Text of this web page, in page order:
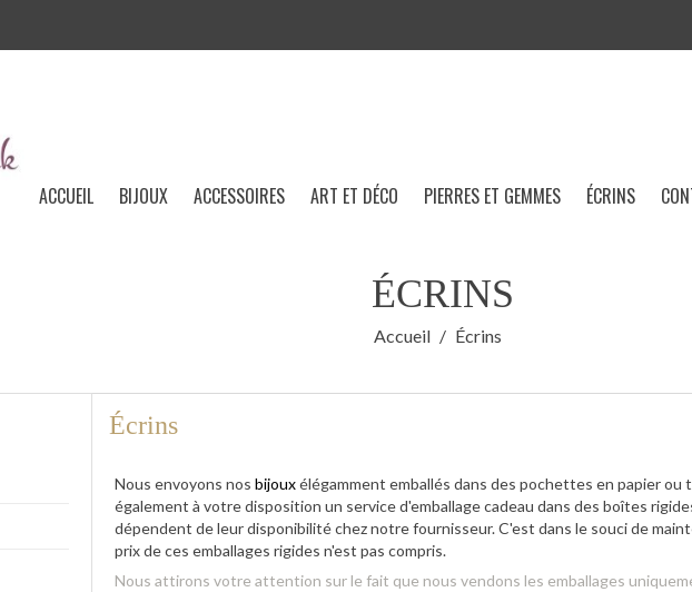
ACCUEIL BIJOUX ACCESSOIRES ART ET DÉCO PIERRES ET GEMMES ÉCRINS
ÉCRINS
Accueil Écrins
Écrins
Nous envoyons nos bijouxélégamment emballés dans des pochettes en papier
également à votre disposition un service d'emballage cadeau dans des boîtes
dépendent de leur disponibilité chez notre fournisseur. C'est dans le souci de
prix de ces emballages rigides n'est pas compris.
Nous attirons votre attention sur le fait que nous vendons les emballages